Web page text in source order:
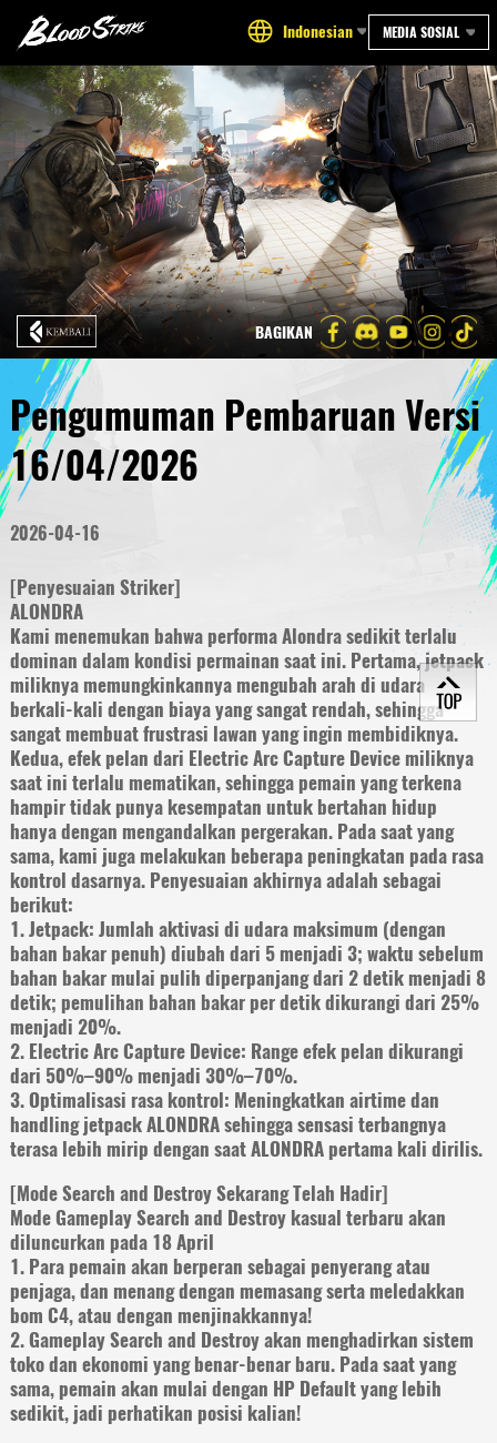
Indonesian MEDIA SOSIAL
BAGIKAN
Pengumuman Pembaruan Versi
16/04/2026
2026-04-16
[Penyesuaian Striker]
ALONDRA
Kami menemukan bahwa performa Alondra sedikit terlalu
dominan dalam kondisi permainan saat ini. Pertama, jetpack
miliknya memungkinkannya mengubah arah di udara
berkali-kali dengan biaya yang sangat rendah, sehingga
sangat membuat frustrasi lawan yang ingin membidiknya.
Kedua, efek pelan dari Electric Arc Capture Device miliknya
saat ini terlalu mematikan, sehingga pemain yang terkena
hampir tidak punya kesempatan untuk bertahan hidup
hanya dengan mengandalkan pergerakan. Pada saat yang
sama, kami juga melakukan beberapa peningkatan pada rasa
kontrol dasarnya. Penyesuaian akhirnya adalah sebagai
berikut:
1. Jetpack: Jumlah aktivasi di udara maksimum (dengan
bahan bakar penuh) diubah dari 5 menjadi 3; waktu sebelum
bahan bakar mulai pulih diperpanjang dari 2 detik menjadi 8
detik; pemulihan bahan bakar per detik dikurangi dari 25%
menjadi 20%.
2. Electric Arc Capture Device: Range efek pelan dikurangi
dari 50%–90% menjadi 30%–70%.
3. Optimalisasi rasa kontrol: Meningkatkan airtime dan
handling jetpack ALONDRA sehingga sensasi terbangnya
terasa lebih mirip dengan saat ALONDRA pertama kali dirilis.
[Mode Search and Destroy Sekarang Telah Hadir]
Mode Gameplay Search and Destroy kasual terbaru akan
diluncurkan pada 18 April
1. Para pemain akan berperan sebagai penyerang atau
penjaga, dan menang dengan memasang serta meledakkan
bom C4, atau dengan menjinakkannya!
2. Gameplay Search and Destroy akan menghadirkan sistem
toko dan ekonomi yang benar-benar baru. Pada saat yang
sama, pemain akan mulai dengan HP Default yang lebih
sedikit, jadi perhatikan posisi kalian!